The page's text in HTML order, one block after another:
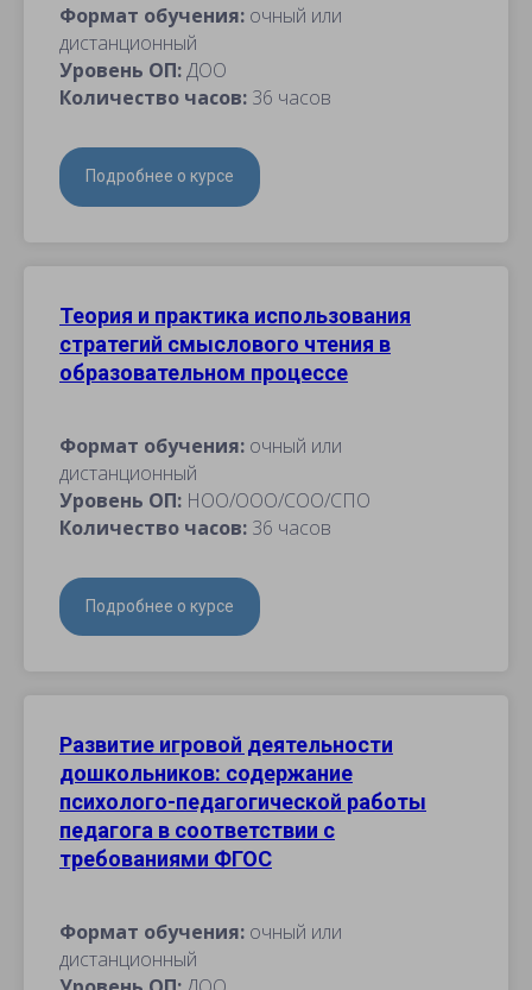
Формат обучения: очный или
дистанционный
Уровень ОП:ДОО
Количество часов: 36 часов
Подробнее о курсе
Теория и практика использования
стратегий смыслового чтения в
образовательном процессе
Формат обучения: очный или
дистанционный
Уровень ОП: НОО/ООО/СОО/СПО
Количество часов: 36 часов
Подробнее о курсе
Развитие игровой деятельности
дошкольников: содержание
психолого-педагогической работы
педагога в соответствии с
требованиями ФГОС
Формат обучения: очный или
дистанционный